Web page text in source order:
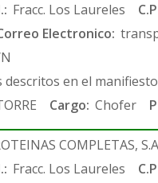
Fracc. Los Laureles
Electronico:
descritos en el
Cargo: Chofer
COMPLETAS,
Fracc. Los Laureles